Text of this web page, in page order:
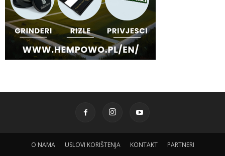
O NAMA USLOVI KORIŠTENJA KONTAKT PARTNERI